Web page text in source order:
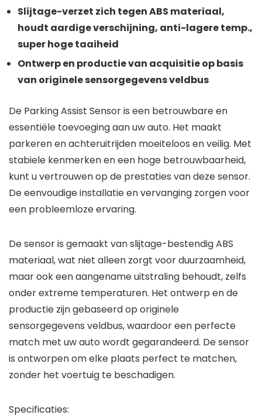
Slijtage-verzet zich tegen ABS materiaal,
houdt aardige verschijning, anti-lagere temp.,
super hoge taaiheid
Ontwerp en productie van acquisitie op basis
van originele sensorgegevens veldbus
De Parking Assist Sensor is een betrouwbare en
essentiële toevoeging aan uw auto. Het maakt
parkeren en achteruitrijden moeiteloos en veilig. Met
stabiele kenmerken en een hoge betrouwbaarheid,
kunt u vertrouwen op de prestaties van deze sensor.
De eenvoudige installatie en vervanging zorgen voor
een probleemloze ervaring.
De sensor is gemaakt van slijtage-bestendig ABS
materiaal, wat niet alleen zorgt voor duurzaamheid,
maar ook een aangename uitstraling behoudt, zelfs
onder extreme temperaturen. Het ontwerp en de
productie zijn gebaseerd op originele
sensorgegevens veldbus, waardoor een perfecte
match met uw auto wordt gegarandeerd. De sensor
is ontworpen om elke plaats perfect te matchen,
zonder het voertuig te beschadigen.
Specificaties: